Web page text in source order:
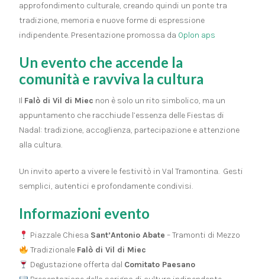
approfondimento culturale, creando quindi un ponte tra
tradizione, memoria e nuove forme di espressione
indipendente. Presentazione promossa da Oplon aps
Un evento che accende la
comunità e ravviva la cultura
Il Falò di Vil di Miec non è solo un rito simbolico, ma un
appuntamento che racchiude l’essenza delle Fiestas di
Nadal: tradizione, accoglienza, partecipazione e attenzione
alla cultura.
Un invito aperto a vivere le festivitò in Val Tramontina. Gesti
semplici, autentici e profondamente condivisi.
Informazioni evento
Piazzale Chiesa Sant’Antonio Abate – Tramonti di Mezzo
Tradizionale Falò di Vil di Miec
Degustazione offerta dal Comitato Paesano